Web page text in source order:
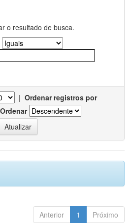
o resultado de busca.
| Ordenar registros por
Ordenar
Anterior 1 Próximo